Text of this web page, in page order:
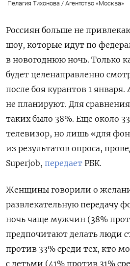
Пелагия Тихонова / Агентство «Москва»
Россиян больше не
шоу, которые идут по
в новогоднюю ночь. Только
будет целенаправленно
после боя курантов 1 января.
не планируют. Для
таких было 38%. Еще около
телевизор, но лишь «для
из результатов опроса,
Superjob, передает РБК.
Женщины говорили о
развлекательную передачу
ночь чаще мужчин (38%
предпочитают делать люди
против 33% среди тех, кто
с детьми (41% против 31%